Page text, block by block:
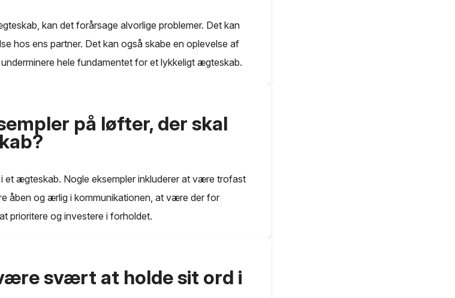
kan det forårsage alvorlige problemer. Det kan
hos ens partner. Det kan også skabe en oplevelse af
hele fundamentet for et lykkeligt ægteskab.
på løfter, der skal
et ægteskab. Nogle eksempler inkluderer at være trofast
åben og ærlig i kommunikationen, at være der for
prioritere og investere i forholdet.
svært at holde sit ord i